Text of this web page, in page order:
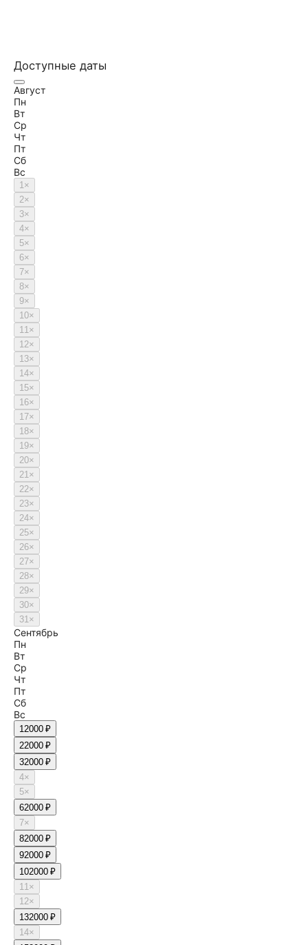
Доступные даты
Август
Пн
Вт
Ср
Чт
Пт
Сб
Вс
1×
2×
3×
4×
5×
6×
7×
8×
9×
10×
11×
12×
13×
14×
15×
16×
17×
18×
19×
20×
21×
22×
23×
24×
25×
26×
27×
28×
29×
30×
31×
Сентябрь
Пн
Вт
Ср
Чт
Пт
Сб
Вс
12000 ₽
22000 ₽
32000 ₽
4×
5×
62000 ₽
7×
82000 ₽
92000 ₽
102000 ₽
11×
12×
132000 ₽
14×